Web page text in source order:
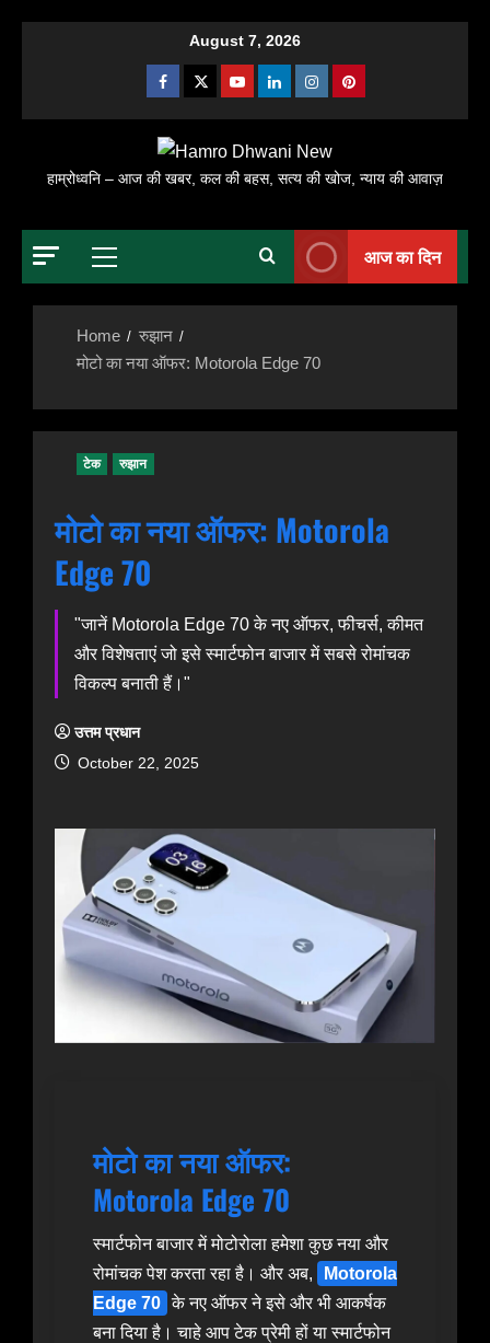
August 7, 2026
Facebook
X YoutubeLinkedinInstagramPinterest
हाम्रोध्वनि – आज की खबर, कल की बहस, सत्य की खोज, न्याय की आवाज़
Primary
आज का दिन
Home
रुझान
मोटो का नया ऑफर: Motorola Edge 70
टेक रुझान
मोटो का नया ऑफर: Motorola
Edge 70
"जानें Motorola Edge 70 के नए ऑफर, फीचर्स, कीमत
और विशेषताएं जो इसे स्मार्टफोन बाजार में सबसे रोमांचक
विकल्प बनाती हैं।"
उत्तम प्रधान
October 22, 2025
मोटो का नया ऑफर:
Motorola Edge 70
स्मार्टफोन बाजार में मोटोरोला हमेशा कुछ नया और
रोमांचक पेश करता रहा है। और अब,
Motorola
Edge 70 के नए ऑफर ने इसे और भी आकर्षक
बना दिया है। चाहे आप टेक प्रेमी हों या स्मार्टफोन